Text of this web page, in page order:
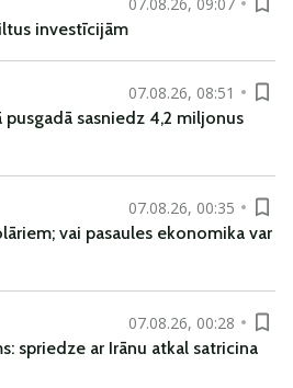
investīcijām
07.08.26, 08:51
sasniedz 4,2 miljonus
07.08.26, 00:35
vai pasaules ekonomika var
07.08.26, 00:28
spriedze ar Irānu atkal satricina